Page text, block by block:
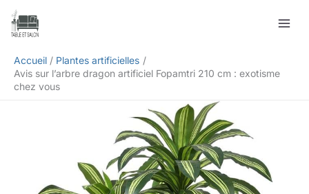
Aller
Accueil
Plantes artificielles
Avis sur l’arbre dragon artificiel Fopamtri 210 cm : exotisme
chez vous
Rechercher